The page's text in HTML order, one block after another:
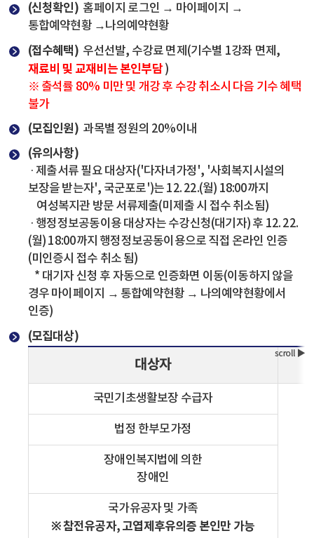
(신청확인) 홈페이지 로그인 → 마이페이지 →
통합예약현황 →나의예약현황
(접수혜택) 우선선발, 수강료 면제(기수별 1강좌 면제,
재료비 및 교재비는 본인부담 )
※ 출석률 80% 미만 및 개강 후 수강 취소시 다음 기수 혜택
불가
(모집인원) 과목별 정원의 20%이내
(유의사항)
· 제출서류 필요 대상자('다자녀가정', '사회복지시설의
보장을 받는자', 국군포로')는 12. 22.(월) 18:00까지
여성복지관 방문 서류제출(미제출 시 접수 취소됨)
· 행정정보공동이용 대상자는 수강신청(대기자) 후 12. 22.
(월) 18:00까지 행정정보공동이용으로 직접 온라인 인증
(미인증시 접수 취소 됨)
* 대기자 신청 후 자동으로 인증화면 이동(이동하지 않을
경우 마이페이지 → 통합예약현황 → 나의예약현황에서
인증)
(모집대상)
대상자
국민기초생활보장 수급자
법정 한부모가정
장애인복지법에 의한
장애인
국가유공자 및 가족
※ 참전유공자, 고엽제후유의증 본인만 가능